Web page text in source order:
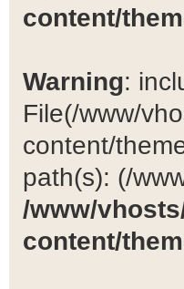
content/
Warning:
File(/www/
content/
path(s): (/
/www/
content/